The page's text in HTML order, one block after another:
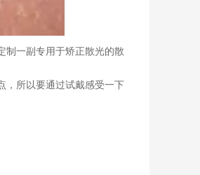
制一副专用于矫正散光的散
，所以要通过试戴感受一下